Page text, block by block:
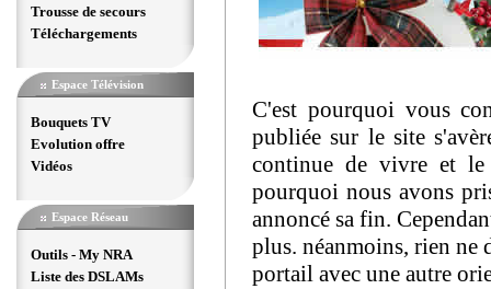
Trousse de secours
Téléchargements
Espace Télévision
Bouquets TV
Evolution offre
Vidéos
Espace Réseau
Outils - My NRA
Liste des DSLAMs
C'est pourquoi vous
publiée sur le site
continue de vivre et le
pourquoi nous avons
annoncé sa fin.
plus. néanmoins, rien ne
portail avec une autre